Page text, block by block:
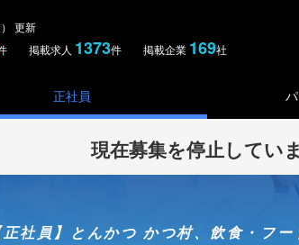
更新
掲載求人 1373件 掲載企業 169社
正社員
現在募集を停止してい
正社員】とんかつ かつ村、飲食・フー